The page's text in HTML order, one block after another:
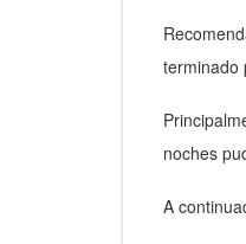
terminado
noches
A